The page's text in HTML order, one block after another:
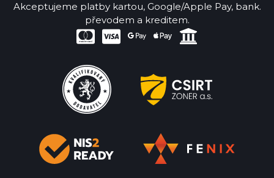
Akceptujeme platby kartou, Google/Apple Pay, bank.
převodem a kreditem.